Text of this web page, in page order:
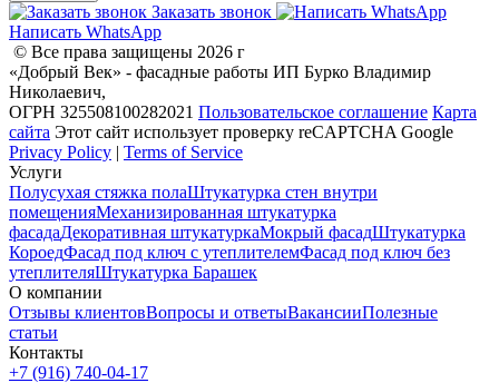
Заказать звонок
Написать WhatsApp
© Все права защищены 2026 г
«Добрый Век» - фасадные работы ИП Бурко Владимир
Николаевич,
ОГРН 325508100282021 Пользовательское соглашение Карта
сайта Этот сайт использует проверку reCAPTCHA Google
Privacy Policy | Terms of Service
Услуги
Полусухая стяжка полаШтукатурка стен внутри
помещенияМеханизированная штукатурка
фасадаДекоративная штукатуркаМокрый фасадШтукатурка
КороедФасад под ключ с утеплителемФасад под ключ без
утеплителяШтукатурка Барашек
О компании
Отзывы клиентовВопросы и ответыВакансииПолезные
статьи
Контакты
+7 (916) 740-04-17